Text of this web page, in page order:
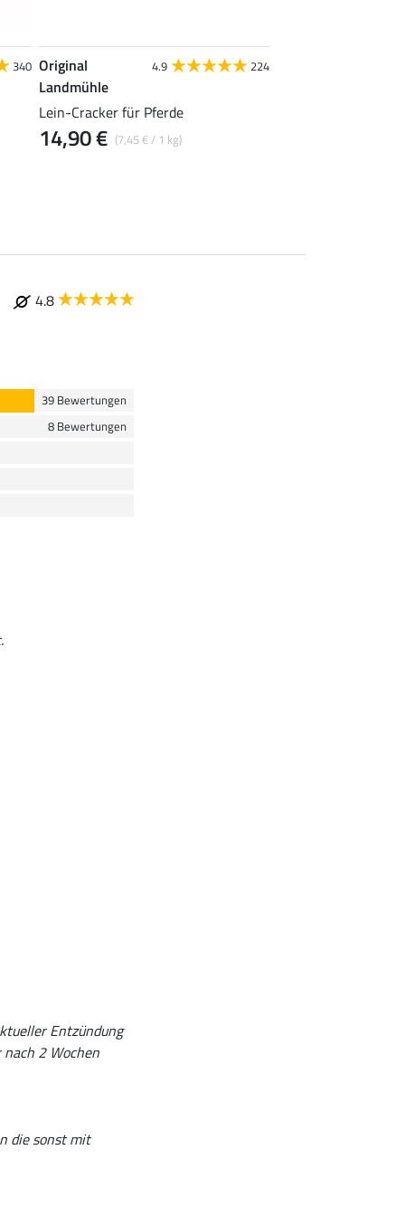
340 Original
Landmühle
4.9 224
Lein-Cracker für Pferde
(7,45 € / 1 kg)
14,90 €
4.8
39 Bewertungen
8 Bewertungen
Entzündung
2 Wochen
die sonst mit